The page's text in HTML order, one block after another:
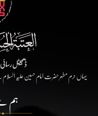
ڈیجیٹل
یہاں حرم مطہر حضرت امام حسین علیہ
ہم